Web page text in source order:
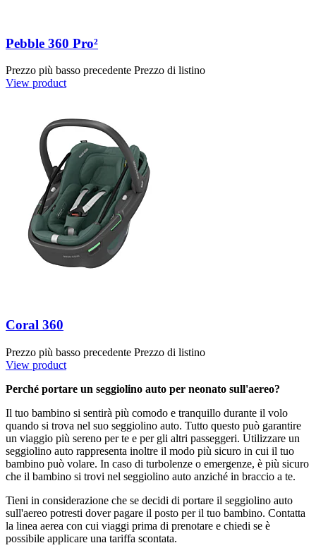
Pebble 360 Pro²
Prezzo più basso precedente Prezzo di listino
View product
Coral 360
Prezzo più basso precedente Prezzo di listino
View product
Perché portare un seggiolino auto per neonato sull'aereo?
Il tuo bambino si sentirà più comodo e tranquillo durante il volo
quando si trova nel suo seggiolino auto. Tutto questo può garantire
un viaggio più sereno per te e per gli altri passeggeri. Utilizzare un
seggiolino auto rappresenta inoltre il modo più sicuro in cui il tuo
bambino può volare. In caso di turbolenze o emergenze, è più sicuro
che il bambino si trovi nel seggiolino auto anziché in braccio a te.
Tieni in considerazione che se decidi di portare il seggiolino auto
sull'aereo potresti dover pagare il posto per il tuo bambino. Contatta
la linea aerea con cui viaggi prima di prenotare e chiedi se è
possibile applicare una tariffa scontata.